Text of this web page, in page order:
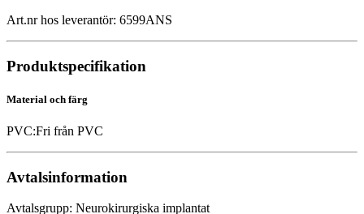
Art.nr hos leverantör: 6599ANS
Produktspecifikation
Material och färg
PVC:Fri från PVC
Avtalsinformation
Avtalsgrupp: Neurokirurgiska implantat